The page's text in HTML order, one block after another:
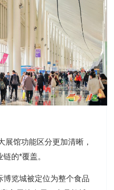
展馆功能区分更加清晰，
的*覆盖。
博览城被定位为整个食品